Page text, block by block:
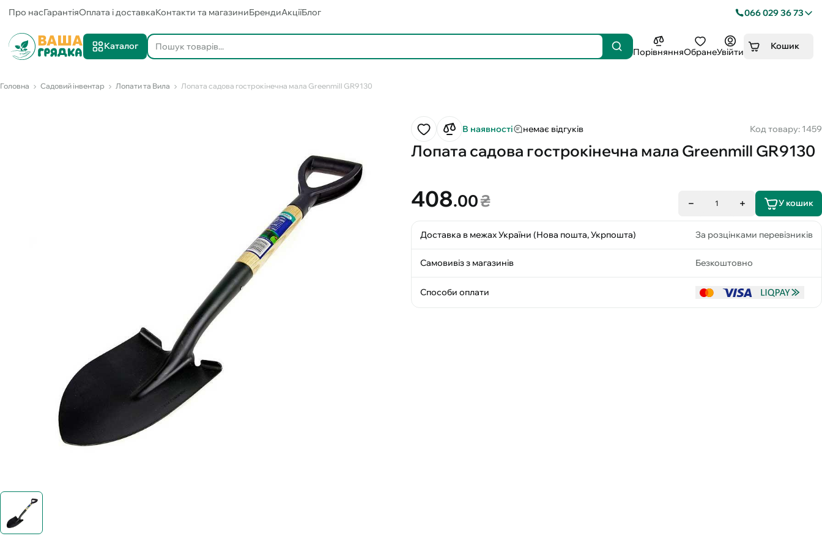
Про насГарантіяОплата і доставкаКонтакти та магазиниБрендиАкціїБлог 066 029 36 73
Каталог
ПорівнянняОбранеУвійти
Кошик
Головна Садовий інвентар Лопати та Вила Лопата садова гострокінечна мала Greenmill GR9130
В наявності немає відгуків Код товару: 1459
Лопата садова гострокінечна мала Greenmill GR9130
408.00₴ 1 У кошик
Доставка в межах України (Нова пошта, Укрпошта) За розцінками перевізників
Самовивіз з магазинів Безкоштовно
Способи оплати